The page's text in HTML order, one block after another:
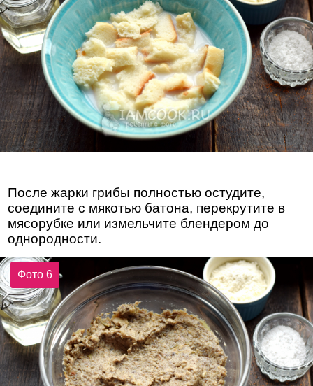
После жарки грибы полностью остудите,
соедините с мякотью батона, перекрутите в
мясорубке или измельчите блендером до
однородности.
Фото 6